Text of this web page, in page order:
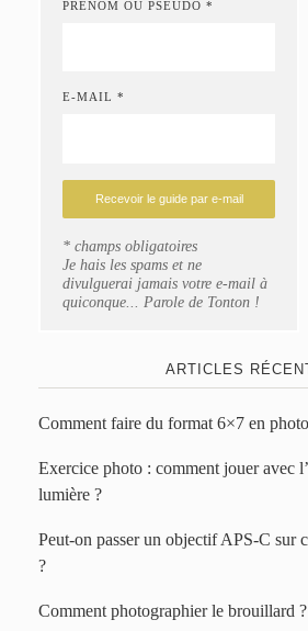
PRÉNOM OU PSEUDO *
E-MAIL *
* champs obligatoires
Je hais les spams et ne
divulguerai jamais votre e-mail à
quiconque... Parole de Tonton !
ARTICLES
Comment faire du format 6×7 en
Exercice photo : comment jouer avec
lumière ?
Peut-on passer un objectif APS-C sur
?
Comment photographier le brouillard